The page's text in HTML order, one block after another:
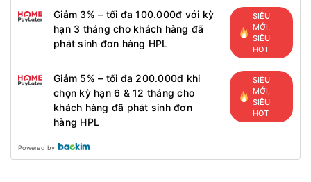
Giảm 3% – tối đa 100.000đ với kỳ
hạn 3 tháng cho khách hàng đã
phát sinh đơn hàng HPL
SIÊU
MỚI,
SIÊU
HOT
Giảm 5% – tối đa 200.000đ khi
chọn kỳ hạn 6 & 12 tháng cho
khách hàng đã phát sinh đơn
hàng HPL
SIÊU
MỚI,
SIÊU
HOT
Powered by